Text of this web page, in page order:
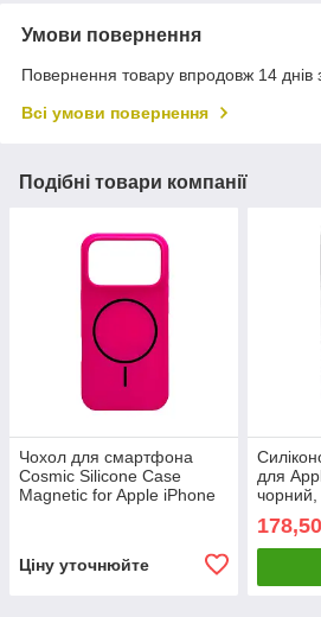
Умови повернення
Повернення товару впродовж 14 днів
Всі умови повернення
Подібні товари компанії
Чохол для смартфона
Cosmic Silicone Case
Magnetic for Apple iPhone
Ціну уточнюйте
для
чорний,
чохол
178,50